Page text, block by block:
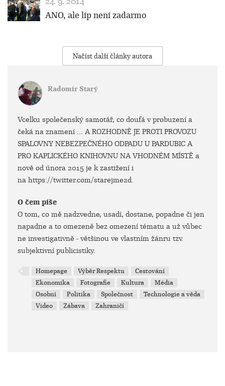
ANO, ale líp není zadarmo
Načíst další články autora
Radomír Starý
Vcelku společenský samotář, co doufá v probuzení a
čeká na znamení ... A ROZHODNĚ JE PROTI PROVOZU
SPALOVNY NEBEZPEČNÉHO ODPADU U PARDUBIC A
PRO KAPLICKÉHO KNIHOVNU NA VHODNÉM MÍSTĚ a
nově od února 2015 je k zastižení i
na https://twitter.com/starejme2d.
O čem píše
O tom, co mě nadzvedne, usadí, dostane, popadne či jen
napadne a to omezeně bez omezení tématu a už vůbec
ne investigativně - většinou ve vlastním žánru tzv.
subjektivní publicistiky.
Homepage Výběr Respektu
Cestování
Ekonomika
Fotografie Kultura
Média
Osobní
Politika Společnost
Technologie a věda
Video
Zábava Zahraničí